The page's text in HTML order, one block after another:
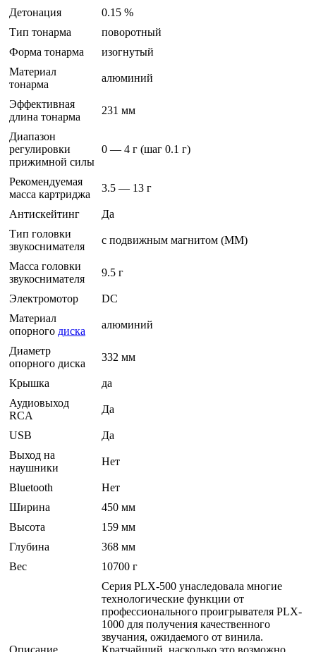
Детонация
0.15 %
Тип тонарма
поворотный
Форма тонарма
изогнутый
Материал
тонарма
алюминий
Эффективная
длина тонарма
231 мм
Диапазон
регулировки
прижимной силы
0 — 4 г (шаг 0.1 г)
Рекомендуемая
масса картриджа
3.5 — 13 г
Антискейтинг
Да
Тип головки
звукоснимателя
с подвижным магнитом (MM)
Масса головки
звукоснимателя
9.5 г
Электромотор
DC
Материал
опорного диска
алюминий
Диаметр
опорного диска
332 мм
Крышка
да
Аудиовыход
RCA
Да
USB
Да
Выход на
наушники
Нет
Bluetooth
Нет
Ширина
450 мм
Высота
159 мм
Глубина
368 мм
Вес
10700 г
Серия PLX-500 унаследовала многие
технологические функции от
профессионального проигрывателя PLX-
1000 для получения качественного
звучания, ожидаемого от винила.